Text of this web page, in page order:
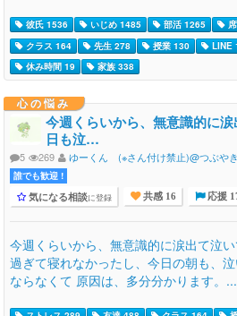
彼氏 1536 いじめ 1485 部活 1265
クラス 164
先生 278 授業 130 LINE
休み時間 19
家族 338
心の悩み
今週くらいから、無意識的に
日も泣…
5 269 ゆーくん (※さん付け禁止)@つぶや
誰でも歓迎 !
気になる相談に登録 共感 16 応援
今週くらいから、無意識的に涙出て泣
過ぎて寝れなかったし、今日の朝も、
ならなくて 原因は、多分分かります。...